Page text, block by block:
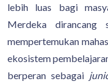
lebih luas bagi
Merdeka dirancang
mempertemukan
ekosistem
berperan sebagai